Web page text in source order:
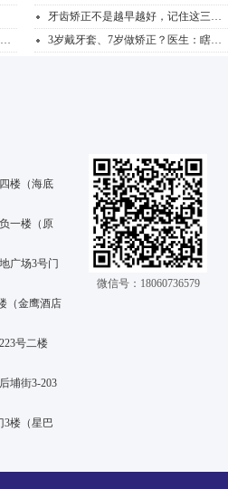
牙齿矫正不是越早越好，记住这三个阶段的要点
牙齿矫正全科普！不止变好看，这才是矫正的真正意义
3岁戴牙套、7岁做矫正？医生：瞎跟风比不矫正更可怕！
楼（海底
一楼（原
广场3号门
（金鹰酒店
号二楼
埔街3-203
3楼（星巴
微信号：18060736579